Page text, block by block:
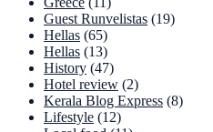
Guest Runvelistas (19)
Hellas (65)
Hellas (13)
History (47)
Hotel review (2)
Kerala Blog Express (8)
Lifestyle (12)